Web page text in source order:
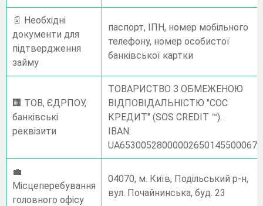
📄 Необхідні
документи для
підтвердження
займу
паспорт, ІПН, номер мобільного
телефону, номер особистої
банківської картки
🏢 ТОВ, ЄДРПОУ,
банківські
реквізити
ТОВАРИСТВО З ОБМЕЖЕНОЮ
ВІДПОВІДАЛЬНІСТЮ "СОС
КРЕДИТ" (SOS CREDIT ™).
IBAN:
UA653005280000026501455000673
💼
Місцеперебування
головного офісу
04070, м. Київ, Подільський р-н,
вул. Почайнинська, буд. 23